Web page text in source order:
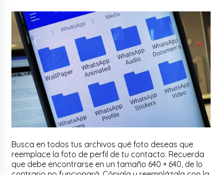
Busca en todos tus archivos qué foto deseas que
reemplace la foto de perfil de tu contacto. Recuerda
que debe encontrarse en un tamaño 640 × 640, de lo